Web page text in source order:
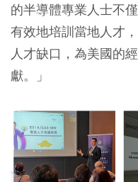
的半導體專業人士不
有效地培訓當地人才
人才缺口，為美國的
獻。」